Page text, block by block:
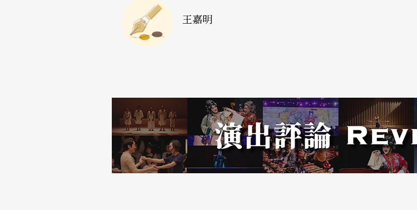
为何不谈意义或议题？那是写之前就要准备好的，这顶多是十个步骤中的第一个，写本才找意义
内心说话吗？），所以写本已经是在进行想像肉身质感的程序，而不是陷入文字╱身体的二元框
架，然后再以身体反剧本的庸俗前卫论述。
作曲家需要具体了解各乐器的声响和特色，具体了解和声和对位，具体建立对结构的感知和知识
的资料库，方能创作。若声音真为剧场之本，那么一位剧场工作者，除了文字议题和意义，还须
王嘉明